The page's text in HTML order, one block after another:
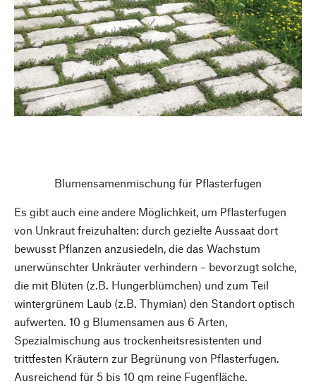
Blumensamenmischung für Pflasterfugen
Es gibt auch eine andere Möglichkeit, um Pflasterfugen
von Unkraut freizuhalten: durch gezielte Aussaat dort
bewusst Pflanzen anzusiedeln, die das Wachstum
unerwünschter Unkräuter verhindern – bevorzugt solche,
die mit Blüten (z.B. Hungerblümchen) und zum Teil
wintergrünem Laub (z.B. Thymian) den Standort optisch
aufwerten. 10 g Blumensamen aus 6 Arten,
Spezialmischung aus trockenheitsresistenten und
trittfesten Kräutern zur Begrünung von Pflasterfugen.
Ausreichend für 5 bis 10 qm reine Fugenfläche.